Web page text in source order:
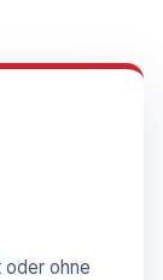
oder ohne